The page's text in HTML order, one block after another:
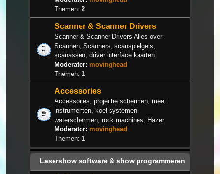
Themen: 2
Scanner & Scanner Drivers
Scanner & Scanner Drivers Alles over
Scannen, Scanners, scanspielgels,
scanassen, driver interface kaarten.
Moderator: movinghead
Themen: 1
Accessories
Accessories, projectie schermen, meet
instrumenten, koel systemen,
waterschermen, rook machines, Hazer.
Moderator: movinghead
Themen: 1
Lasershow software & show programmeren